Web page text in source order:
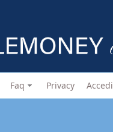
Faq Privacy Accedi